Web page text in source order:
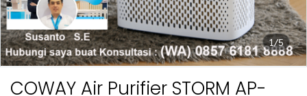
1/5
COWAY Air Purifier STORM AP-